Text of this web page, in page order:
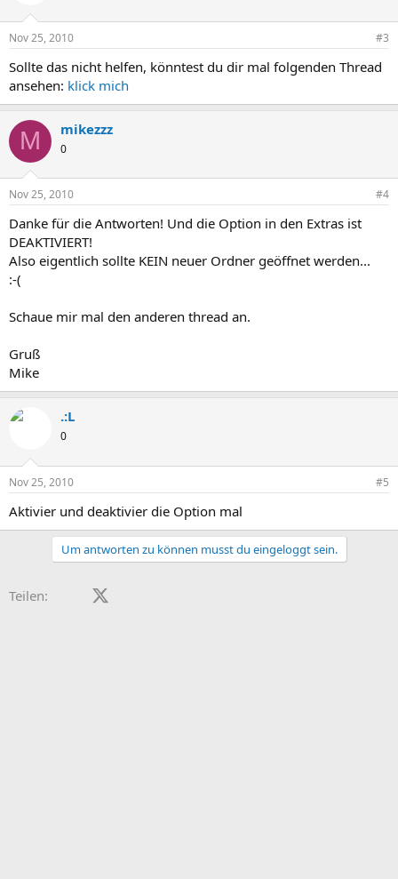
Nov 25, 2010 #3
Sollte das nicht helfen, könntest du dir mal folgenden Thread
ansehen: klick mich
M mikezzz
0
Nov 25, 2010 #4
Danke für die Antworten! Und die Option in den Extras ist
DEAKTIVIERT!
Also eigentlich sollte KEIN neuer Ordner geöffnet werden...
:-(
Schaue mir mal den anderen thread an.
Gruß
Mike
.:L
0
Nov 25, 2010 #5
Aktivier und deaktivier die Option mal
Um antworten zu können musst du eingeloggt sein.
Teilen: Facebook